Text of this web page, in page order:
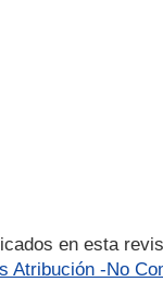
en esta
Atribución -No